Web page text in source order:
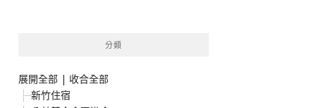
分類
展開全部 | 收合全部
新竹住宿